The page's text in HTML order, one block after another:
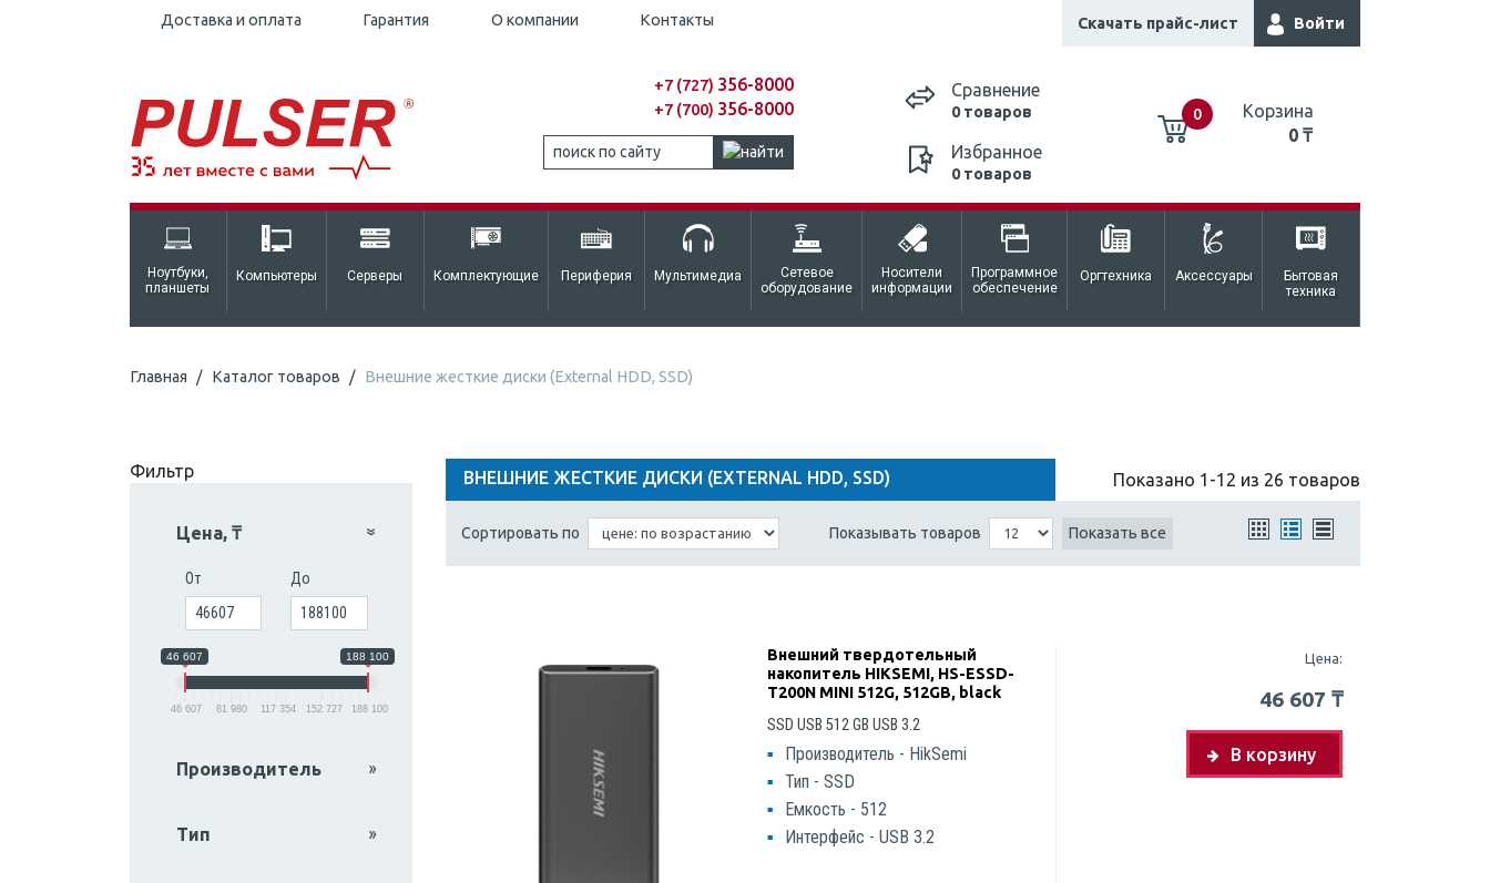
Доставка и оплата Гарантия О компании Контакты Скачать прайс-лист Войти
+7 (727) 356-8000
+7 (700) 356-8000
Сравнение
0 товаров
Избранное
0 товаров
0
Корзина
0 ₸
0 ₸
Ноутбуки,
планшеты
Компьютеры Серверы Комплектующие Периферия Мультимедиа
Сетевое
оборудование
Носители
информации
Программное
обеспечение
Оргтехника Аксессуары
Бытовая
техника
Главная Каталог товаров Внешние жесткие диски (External HDD, SSD)
Фильтр
Цена, ₸
От До
46 607 188 100
46 607 81 980 117 354 152 727 188 100
Производитель
Тип
ВНЕШНИЕ ЖЕСТКИЕ ДИСКИ (EXTERNAL HDD, SSD) Показано 1-12 из 26 товаров
Сортировать по Показывать товаров Показать все
Внешний твердотельный
накопитель HIKSEMI, HS-ESSD-
T200N MINI 512G, 512GB, black
SSD USB 512 GB USB 3.2
Производитель - HikSemi
Тип - SSD
Емкость - 512
Интерфейс - USB 3.2
Цена:
46 607 ₸
В корзину